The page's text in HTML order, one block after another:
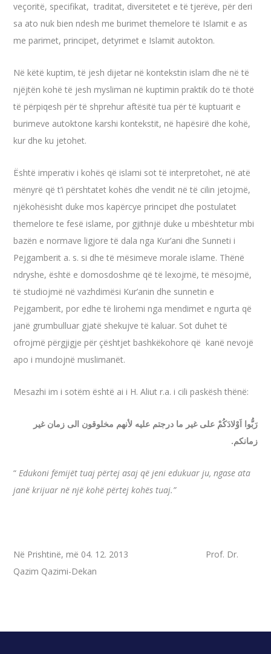
veçoritë, specifikat, traditat, diversitetet e të tjerëve, për deri
sa ato nuk bien ndesh me burimet themelore të Islamit e as
me parimet, principet, detyrimet e Islamit autokton.
Në këtë kuptim, të jesh dijetar në kontekstin islam dhe në të
njëjtën kohë të jesh mysliman në kuptimin praktik do të thotë
të përpiqesh për të shprehur aftësitë tua për të kuptuarit e
burimeve autoktone karshi kontekstit, në hapësirë dhe kohë,
kur dhe ku jetohet.
Është imperativ i kohës që islami sot të interpretohet, në atë
mënyrë që t’i përshtatet kohës dhe vendit në të cilin jetojmë,
njëkohësisht duke mos kapërcye principet dhe postulatet
themelore te fesë islame, por gjithnjë duke u mbështetur mbi
bazën e normave ligjore të dala nga Kur’ani dhe Sunneti i
Pejgamberit a. s. si dhe të mësimeve morale islame. Thënë
ndryshe, është e domosdoshme që të lexojmë, të mësojmë,
të studiojmë në vazhdimësi Kur’anin dhe sunnetin e
Pejgamberit, por edhe të lirohemi nga mendimet e ngurta që
janë grumbulluar gjatë shekujve të kaluar. Sot duhet të
ofrojmë përgjigje për çështjet bashkëkohore që kanë nevojë
apo i mundojnë muslimanët.
Mesazhi im i sotëm është ai i H. Aliut r.a. i cili paskësh thënë:
رَبُّوا اَوْلادَكُمْ على غير ما درجتم عليه لأنهم مخلوقون الى زمان غير
زمانكم.
“Edukoni fëmijët tuaj përtej asaj që jeni edukuar ju, ngase ata
janë krijuar në një kohë përtej kohës tuaj.”
Në Prishtinë, më 04. 12. 2013 Prof. Dr.
Qazim Qazimi-Dekan